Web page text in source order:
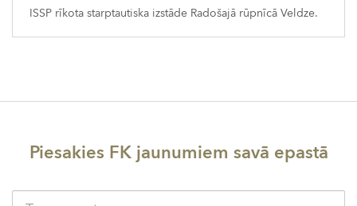
ISSP rīkota starptautiska izstāde Radošajā rūpnīcā Veldze.
Piesakies FK jaunumiem savā epastā